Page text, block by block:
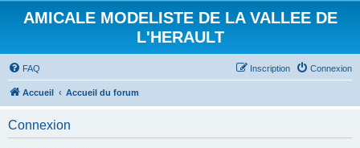
AMICALE MODELISTE DE LA VALLEE DE
L'HERAULT
FAQ Connexion
Inscription
Accueil Accueil du forum
Connexion